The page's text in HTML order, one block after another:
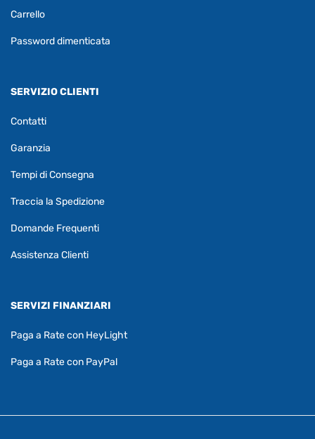
Carrello
Password dimenticata
SERVIZIO CLIENTI
Contatti
Garanzia
Tempi di Consegna
Traccia la Spedizione
Domande Frequenti
Assistenza Clienti
SERVIZI FINANZIARI
Paga a Rate con HeyLight
Paga a Rate con PayPal